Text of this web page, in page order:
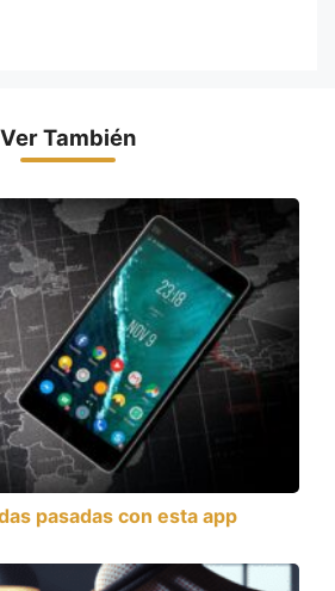
Ver También
pasadas con esta app